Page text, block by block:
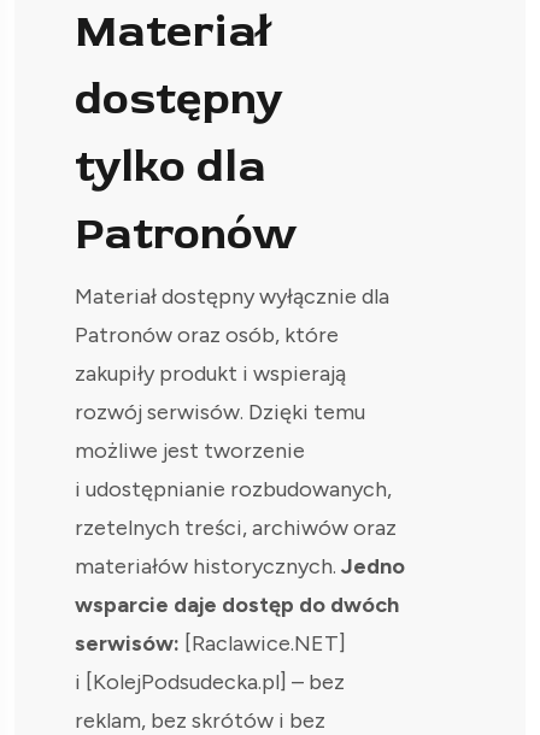
Materiał
dostępny
tylko dla
Patronów
Materiał dostępny wyłącznie dla
Patronów oraz osób, które
zakupiły produkt i wspierają
rozwój serwisów. Dzięki temu
możliwe jest tworzenie
i udostępnianie rozbudowanych,
rzetelnych treści, archiwów oraz
materiałów historycznych. Jedno
wsparcie daje dostęp do dwóch
serwisów: [Raclawice.NET]
i [KolejPodsudecka.pl] – bez
reklam, bez skrótów i bez